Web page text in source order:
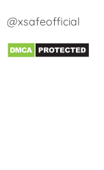
@xsafeofficial